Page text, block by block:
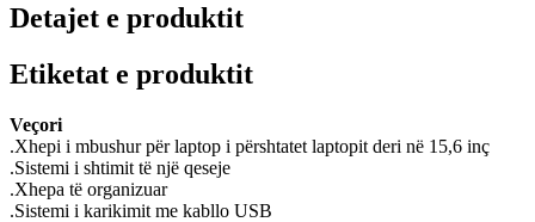
Detajet e produktit
Etiketat e produktit
Veçori
.Xhepi i mbushur për laptop i përshtatet laptopit deri në 15,6 inç
.Sistemi i shtimit të një qeseje
.Xhepa të organizuar
.Sistemi i karikimit me kabllo USB